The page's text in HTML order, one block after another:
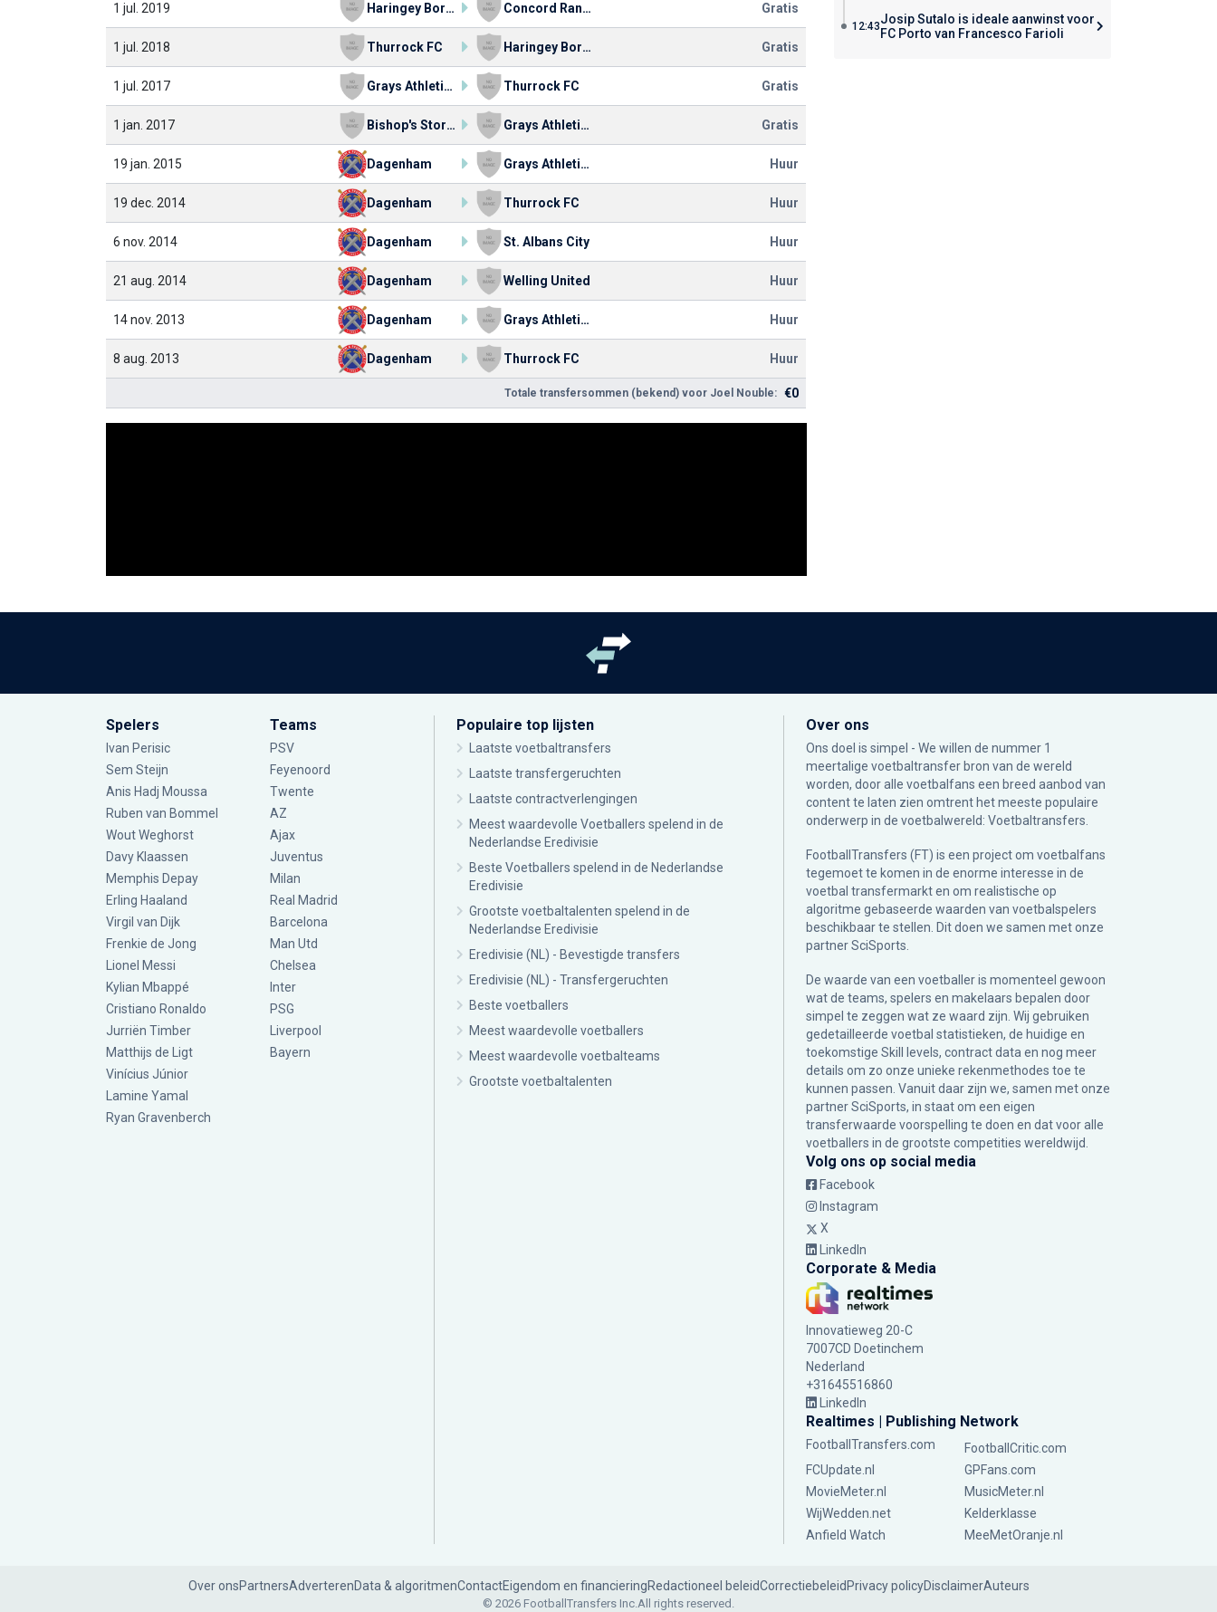
1 jul. 2019 Haringey Borough FC Concord Rangers Gratis
1 jul. 2018 Thurrock FC Haringey Borough FC Gratis
1 jul. 2017 Grays Athletic FC Thurrock FC Gratis
1 jan. 2017 Bishop's Stortford FC Grays Athletic FC Gratis
19 jan. 2015 Dagenham Grays Athletic FC Huur
19 dec. 2014 Dagenham Thurrock FC Huur
6 nov. 2014 Dagenham St. Albans City Huur
21 aug. 2014 Dagenham Welling United Huur
14 nov. 2013 Dagenham Grays Athletic FC Huur
8 aug. 2013 Dagenham Thurrock FC Huur
Totale transfersommen (bekend) voor Joel Nouble: €0
12:43Josip Sutalo is ideale aanwinst voor
FC Porto van Francesco Farioli
Spelers
Ivan Perisic
Sem Steijn
Anis Hadj Moussa
Ruben van Bommel
Wout Weghorst
Davy Klaassen
Memphis Depay
Erling Haaland
Virgil van Dijk
Frenkie de Jong
Lionel Messi
Kylian Mbappé
Cristiano Ronaldo
Jurriën Timber
Matthijs de Ligt
Vinícius Júnior
Lamine Yamal
Ryan Gravenberch
Teams
PSV
Feyenoord
Twente
AZ
Ajax
Juventus
Milan
Real Madrid
Barcelona
Man Utd
Chelsea
Inter
PSG
Liverpool
Bayern
Populaire top lijsten
Laatste voetbaltransfers
Laatste transfergeruchten
Laatste contractverlengingen
Meest waardevolle Voetballers spelend in de
Nederlandse Eredivisie
Beste Voetballers spelend in de Nederlandse
Eredivisie
Grootste voetbaltalenten spelend in de
Nederlandse Eredivisie
Eredivisie (NL) - Bevestigde transfers
Eredivisie (NL) - Transfergeruchten
Beste voetballers
Meest waardevolle voetballers
Meest waardevolle voetbalteams
Grootste voetbaltalenten
Over ons
Ons doel is simpel - We willen de nummer 1
meertalige voetbaltransfer bron van de wereld
worden, door alle voetbalfans een breed aanbod van
content te laten zien omtrent het meeste populaire
onderwerp in de voetbalwereld: Voetbaltransfers.
FootballTransfers (FT) is een project om voetbalfans
tegemoet te komen in de enorme interesse in de
voetbal transfermarkt en om realistische op
algoritme gebaseerde waarden van voetbalspelers
beschikbaar te stellen. Dit doen we samen met onze
partnerSciSports
De waarde van een voetballer is momenteel gewoon
wat de teams, spelers en makelaars bepalen door
simpel te zeggen wat ze waard zijn. Wij gebruiken
gedetailleerde voetbal statistieken, de huidige en
toekomstige Skill levels, contract data en nog meer
details om zo onze unieke rekenmethodes toe te
kunnen passen. Vanuit daar zijn we, samen met onze
partner SciSports, in staat om een eigen
transferwaarde voorspelling te doen en dat voor alle
voetballers in de grootste competities wereldwijd.
Volg ons op social media
Facebook
Instagram
X
LinkedIn
Corporate & Media
Innovatieweg 20-C
7007CD Doetinchem
Nederland
+31645516860
LinkedIn
Realtimes | Publishing Network
FootballTransfers.com
FootballCritic.com
FCUpdate.nl
GPFans.com
MovieMeter.nl
MusicMeter.nl
WijWedden.net
Kelderklasse
Anfield Watch
MeeMetOranje.nl
Over onsPartnersAdverterenData & algoritmenContactEigendom en financieringRedactioneel beleidCorrectiebeleid Privacy policyDisclaimerAuteurs
© 2026 FootballTransfers Inc.All rights reserved.